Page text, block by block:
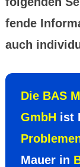
fende
auch
Die BAS
GmbHist
Mauer in